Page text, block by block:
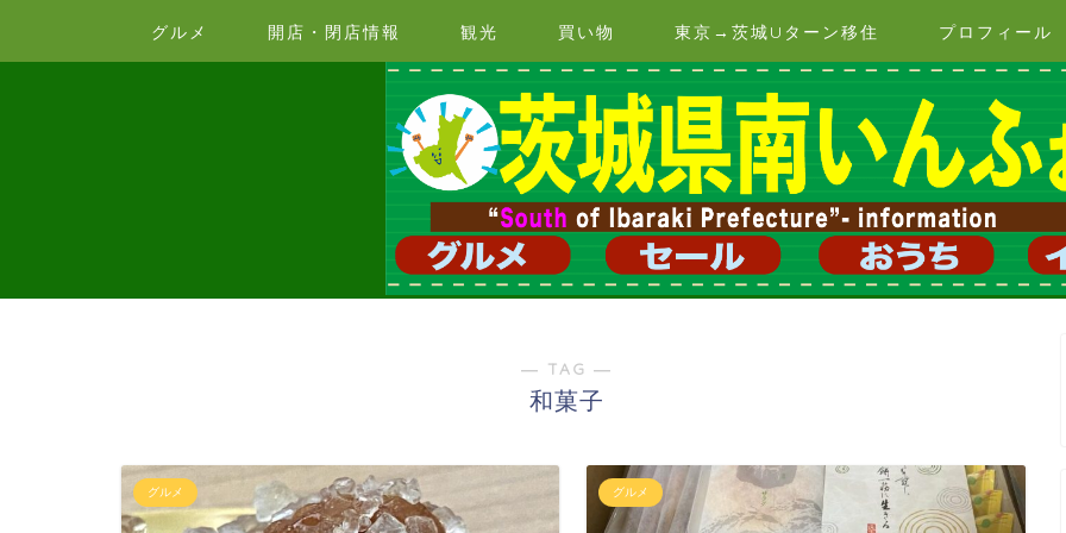
グルメ 開店・閉店情報 観光 買い物 東京→茨城Uターン移住 プロフィール
― TAG ―
和菓子
グルメ グルメ